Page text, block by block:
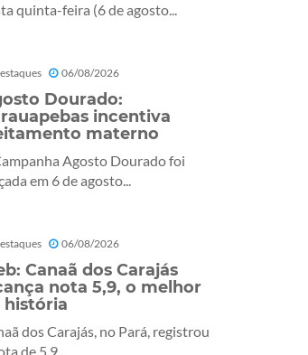
quinta-feira (6 de agosto...
06/08/2026
Dourado:
incentiva
materno
Agosto Dourado foi
em 6 de agosto...
06/08/2026
Canaã dos Carajás
nota 5,9, o melhor
história
dos Carajás, no Pará, registrou
de 5,9...